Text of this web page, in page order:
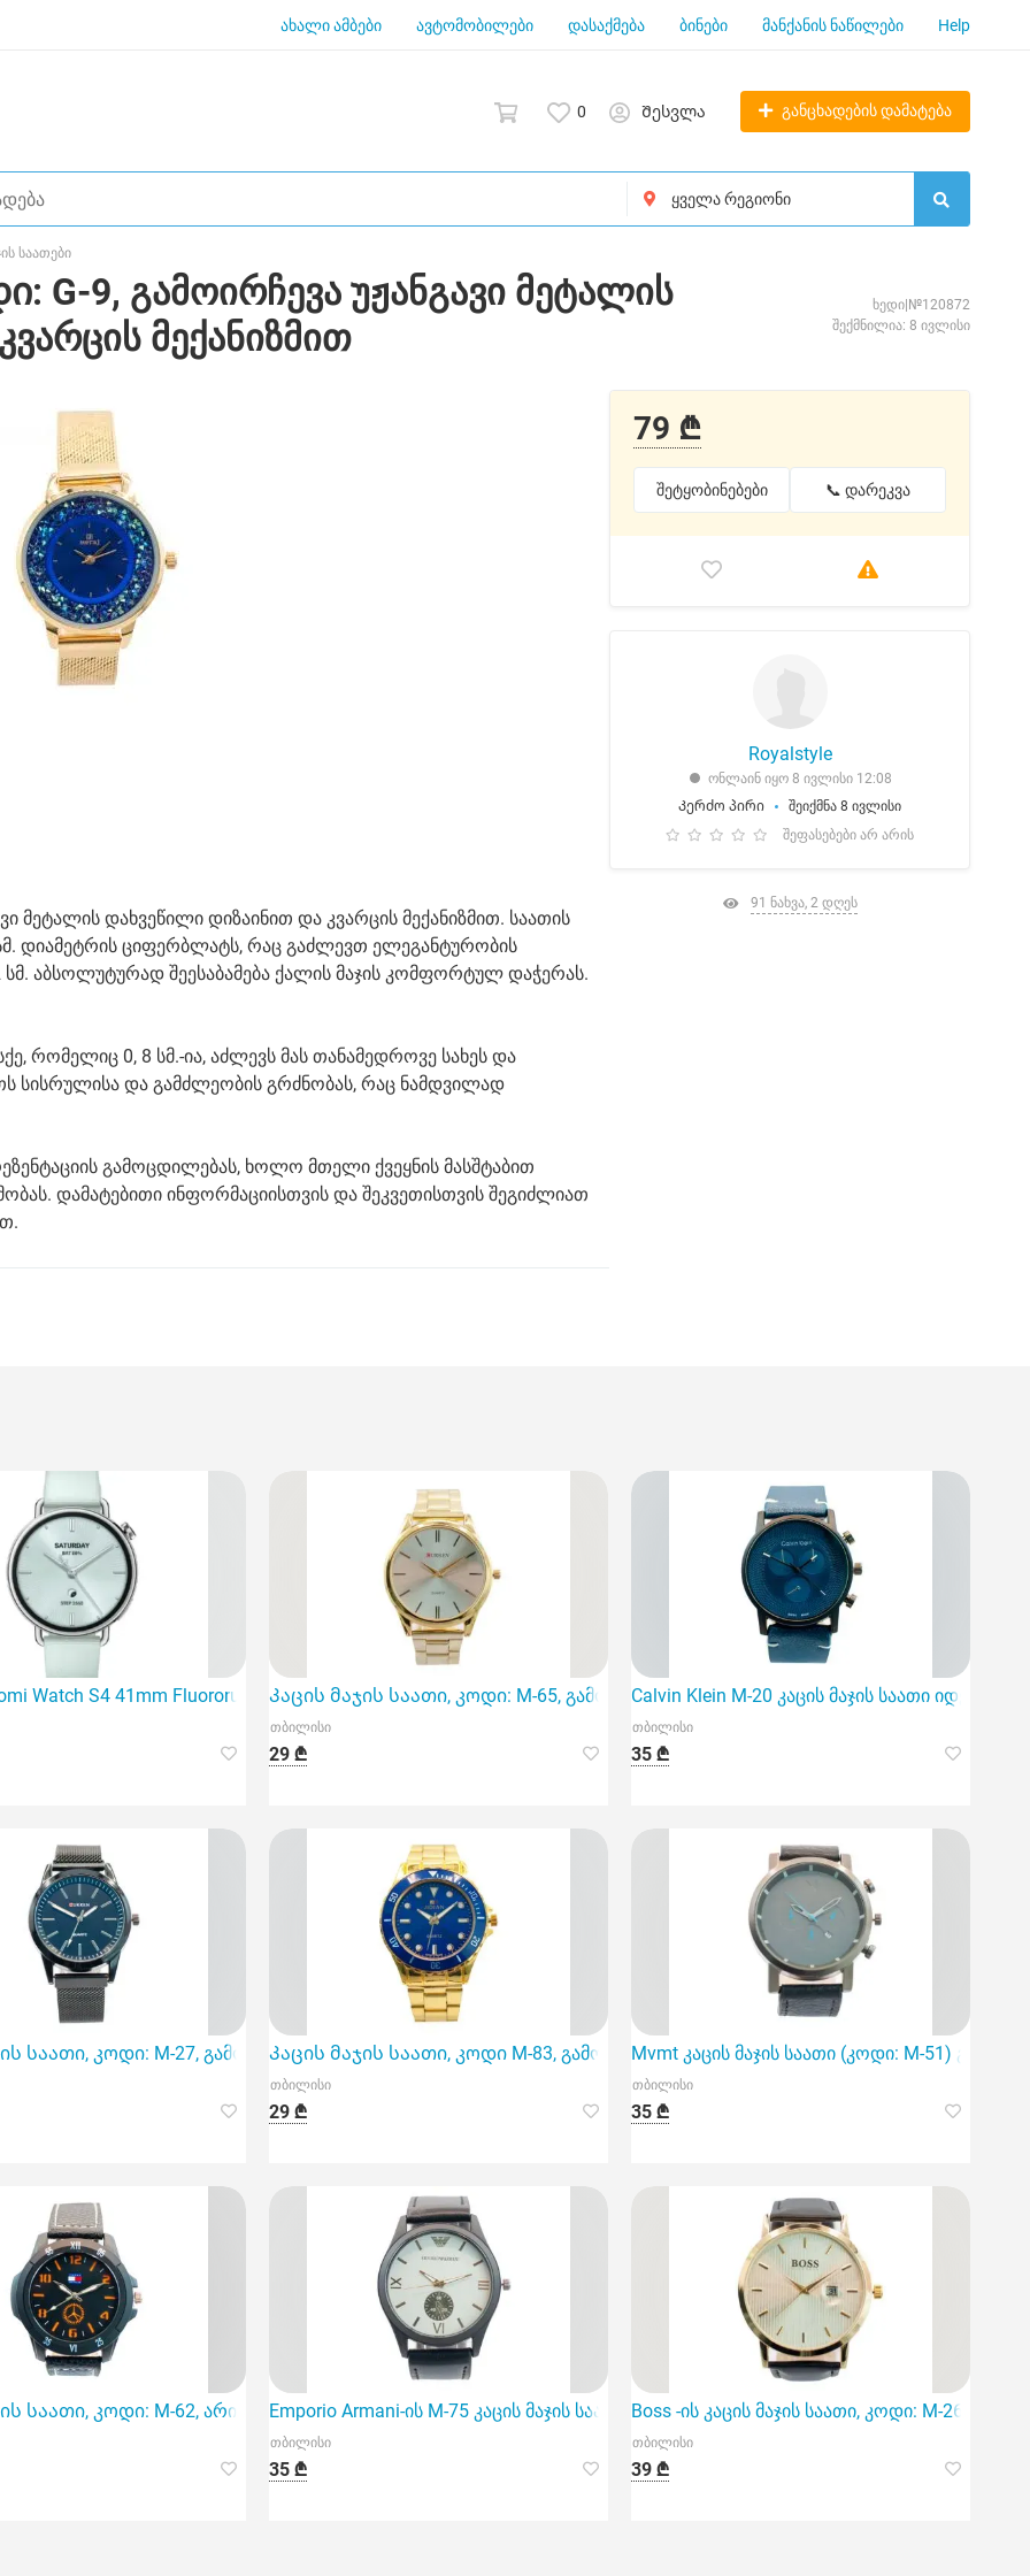
ახალი ამბები ავტომობილები დასაქმება ბინები მანქანის ნაწილები Help
0 Შესვლა განცხადების დამატება
საათები
G-9, გამოირჩევა უჟანგავი მეტალის
მექანიზმით
ხედი|№120872
შექმნილია: 8 ივლისი
მეტალის დახვეწილი დიზაინით და კვარცის მექანიზმით. საათის
დიამეტრის ციფერბლატს, რაც გაძლევთ ელეგანტურობის
სმ. აბსოლუტურად შეესაბამება ქალის მაჯის კომფორტულ დაჭერას.
რომელიც 0, 8 სმ.-ია, აძლევს მას თანამედროვე სახეს და
სისრულისა და გამძლეობის გრძნობას, რაც ნამდვილად
გამოცდილებას, ხოლო მთელი ქვეყნის მასშტაბით
დამატებითი ინფორმაციისთვის და შეკვეთისთვის შეგიძლიათ
79 ₾
შეტყობინებები 📞 დარეკვა
Royalstyle
ონლაინ იყო 8 ივლისი 12:08
Კერძო პირი
შეიქმნა 8 ივლისი
შეფასებები არ არის
91 ნახვა, 2 დღეს
სტილისა და ტექნოლოგიის უნიკალური კომბინაცია
Watch S4 41mm Fluororubber Strap MintᲙაცის მაჯის საათი, კოდი: M-65, გამოირჩევა ელეგანტური დიზაინითა და
თბილისი
29 ₾
Calvin Klein M-20 კაცის მაჯის საათი
თბილისი
35 ₾
თანამედროვე მამაკაცებისთვის
საათი, კოდი: M-27, გამოირჩევა უჟანგავი მეტალისგან დამზადებული მასალით და კვარცის მექანიზ
Კაცის მაჯის საათი, კოდი M-83, გამოირჩევა მაღალი ხარისხის უჟანგავი მეტალის
თბილისი
29 ₾
Mvmt კაცის მაჯის საათი (კოდი: M-51)
თბილისი
35 ₾
და თანამედროვე აქსესუარი
საათი, კოდი: M-62, არის შესანიშნავი არჩევანი, რომელიც გამოირჩევა კვარცის მექანიზმით
Emporio Armani-ის M-75 კაცის მაჯის საათი გამოირჩევა კლასიკური დიზაინითა და
თბილისი
35 ₾
Boss -ის კაცის მაჯის საათი, კოდი: M-26,
თბილისი
39 ₾